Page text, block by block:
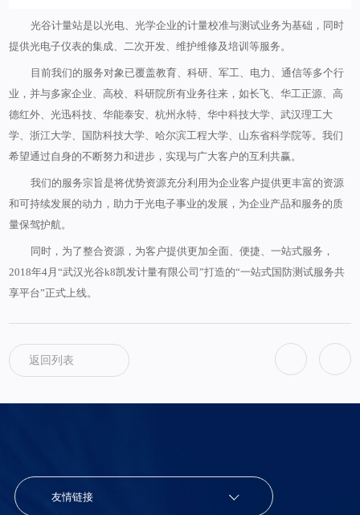
光谷计量站是以光电、光学企业的计量校准与测试业务为基础，同时
提供光电子仪表的集成、二次开发、维护维修及培训等服务。
目前我们的服务对象已覆盖教育、科研、军工、电力、通信等多个行
业，并与多家企业、高校、科研院所有业务往来，如长飞、华工正源、高
德红外、光迅科技、华能泰安、杭州永特、华中科技大学、武汉理工大
学、浙江大学、国防科技大学、哈尔滨工程大学、山东省科学院等。我们
希望通过自身的不断努力和进步，实现与广大客户的互利共赢。
我们的服务宗旨是将优势资源充分利用为企业客户提供更丰富的资源
和可持续发展的动力，助力于光电子事业的发展，为企业产品和服务的质
量保驾护航。
同时，为了整合资源，为客户提供更加全面、便捷、一站式服务，
2018年4月“武汉光谷k8凯发计量有限公司”打造的“一站式国防测试服务共
享平台”正式上线。
返回列表
友情链接